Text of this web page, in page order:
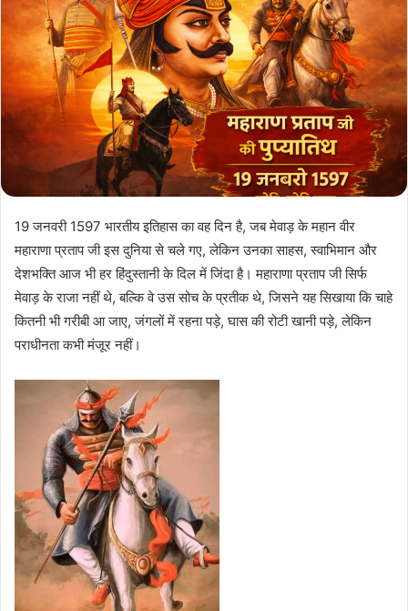
19 जनवरी 1597 भारतीय इतिहास का वह दिन है, जब मेवाड़ के महान वीर
महाराणा प्रताप जी इस दुनिया से चले गए, लेकिन उनका साहस, स्वाभिमान और
देशभक्ति आज भी हर हिंदुस्तानी के दिल में जिंदा है। महाराणा प्रताप जी सिर्फ
मेवाड़ के राजा नहीं थे, बल्कि वे उस सोच के प्रतीक थे, जिसने यह सिखाया कि चाहे
कितनी भी गरीबी आ जाए, जंगलों में रहना पड़े, घास की रोटी खानी पड़े, लेकिन
पराधीनता कभी मंजूर नहीं।